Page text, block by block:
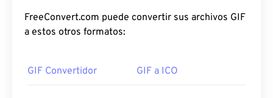
FreeConvert.com puede convertir sus archivos GIF
a estos otros formatos:
GIF Convertidor GIF a ICO